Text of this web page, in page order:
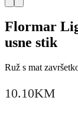
Flormar
usne stik
Ruž s mat
10.10KM